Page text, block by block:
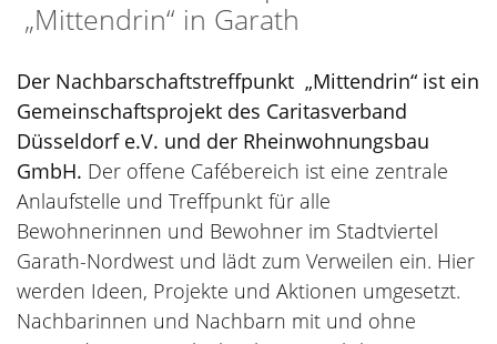
„Mittendrin“ in Garath
Der Nachbarschaftstreffpunkt „Mittendrin“ ist ein
Gemeinschaftsprojekt des Caritasverband
Düsseldorf e.V. und der Rheinwohnungsbau
GmbH. Der offene Cafébereich ist eine zentrale
Anlaufstelle und Treffpunkt für alle
Bewohnerinnen und Bewohner im Stadtviertel
Garath-Nordwest und lädt zum Verweilen ein. Hier
werden Ideen, Projekte und Aktionen umgesetzt.
Nachbarinnen und Nachbarn mit und ohne